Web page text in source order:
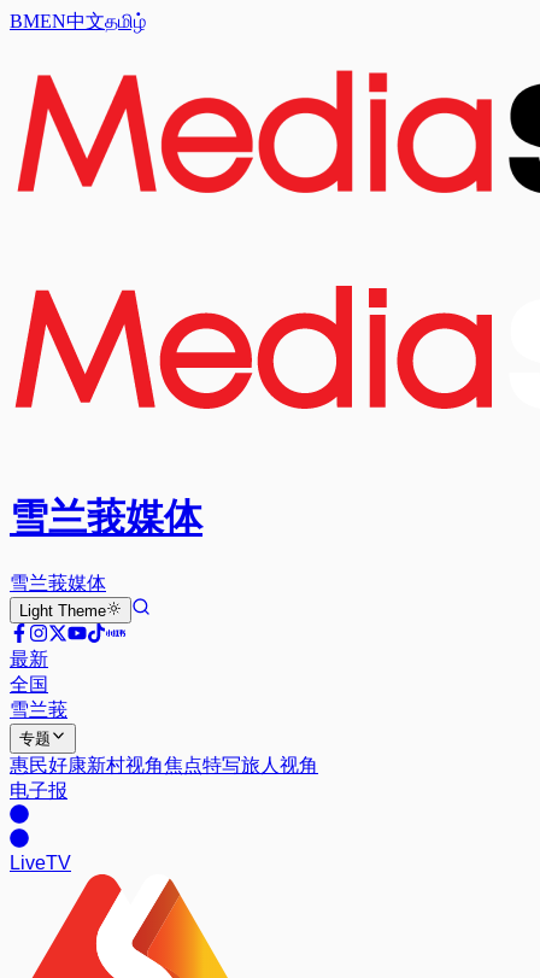
BMEN中文தமிழ்
雪兰莪媒体
雪兰莪媒体
Light Theme
最新
全国
雪兰莪
专题
惠民好康新村视角焦点特写旅人视角
电子报
LiveTV